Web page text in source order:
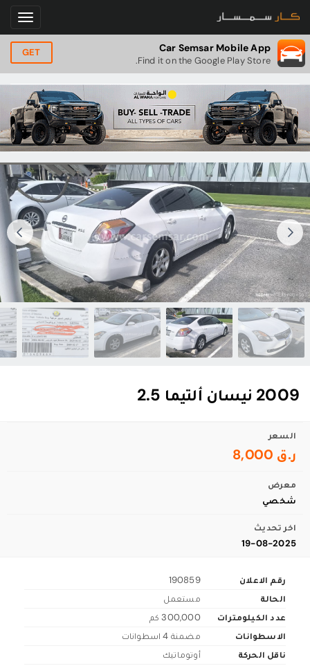
Car Semsar Mobile App
Find it on the Google Play Store.
GET
2009 نيسان ألتيما 2.5
السعر
ر.ق 8,000
معرض
شخصي
اخر تحديث
19-08-2025
رقم الاعلان
190859
الحالة
مستعمل
عدد الكيلومترات
300,000 كم
الاسطوانات
مضمنة 4 اسطوانات
ناقل الحركة
أوتوماتيك